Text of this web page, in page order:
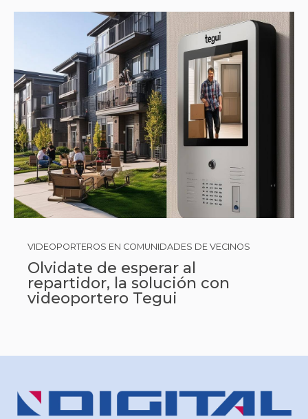
VIDEOPORTEROS EN COMUNIDADES DE VECINOS
Olvidate de esperar al
repartidor, la solución con
videoportero Tegui